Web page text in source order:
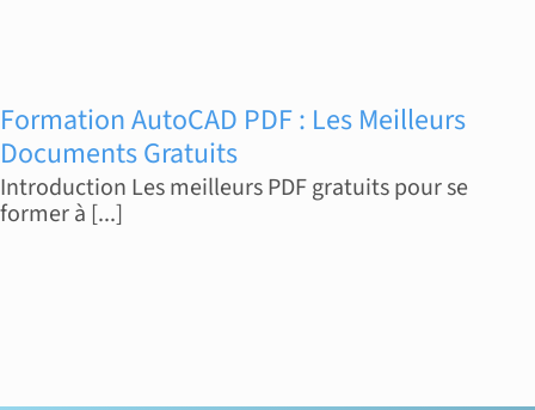
Formation AutoCAD PDF : Les Meilleurs
Documents Gratuits
Introduction Les meilleurs PDF gratuits pour se
former à [...]